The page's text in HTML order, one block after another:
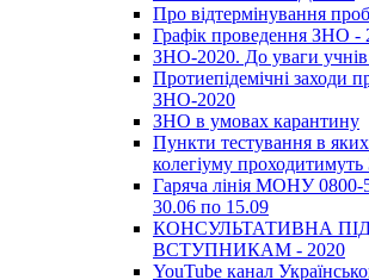
Про відтермінування
Графік проведення ЗНО -
ЗНО-2020. До уваги учнів
Протиепідемічні заходи
ЗНО-2020
ЗНО в умовах карантину
Пункти тестування в
колегіуму
Гаряча лінія МОНУ 0800-
30.06 по 15.09
КОНСУЛЬТАТИВНА
ВСТУПНИКАМ - 2020
YouTube канал